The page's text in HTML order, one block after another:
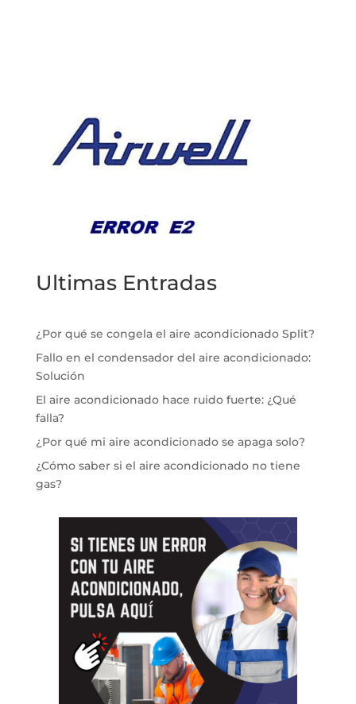
Ultimas Entradas
¿Por qué se congela el aire acondicionado Split?
Fallo en el condensador del aire acondicionado:
Solución
El aire acondicionado hace ruido fuerte: ¿Qué
falla?
¿Por qué mi aire acondicionado se apaga solo?
¿Cómo saber si el aire acondicionado no tiene
gas?